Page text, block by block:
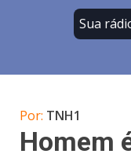
Sua
Por: TNH1
Homem